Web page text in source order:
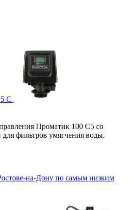
C
Проматик 100 C5 со
для фильтров умягчения воды.